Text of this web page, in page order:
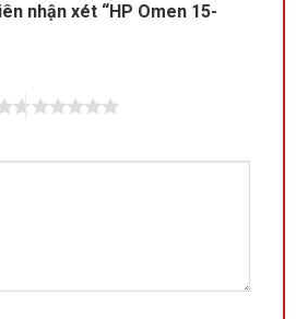
nhận xét “HP Omen 15-